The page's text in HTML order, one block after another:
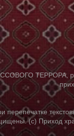
ТЕРРОРА,
перепечатке
(с) Приход